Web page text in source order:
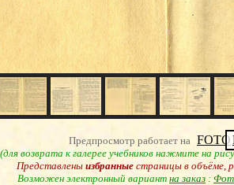
Предпросмотр работает на FOTO
(для возврата к галерее учебников нажмите на
Представлены избранныестраницы в объёме,
Возможен электронный вариант на заказ :